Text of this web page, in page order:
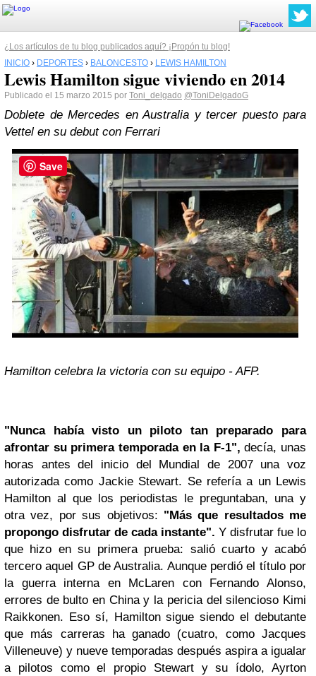
¿Los artículos de tu blog publicados aquí? ¡Propón tu blog!
INICIO › DEPORTES › BALONCESTO › LEWIS HAMILTON
Lewis Hamilton sigue viviendo en 2014
Publicado el 15 marzo 2015 por Toni_delgado @ToniDelgadoG
Doblete de Mercedes en Australia y tercer puesto para
Vettel en su debut con Ferrari
Hamilton celebra la victoria con su equipo - AFP.
"Nunca había visto un piloto tan preparado para
afrontar su primera temporada en la F-1",decía, unas
horas antes del inicio del Mundial de 2007 una voz
autorizada como Jackie Stewart. Se refería a un Lewis
Hamilton al que los periodistas le preguntaban, una y
otra vez, por sus objetivos: "Más que resultados me
propongo disfrutar de cada instante". Y disfrutar fue lo
que hizo en su primera prueba: salió cuarto y acabó
tercero aquel GP de Australia. Aunque perdió el título por
la guerra interna en McLaren conFernando Alonso,
errores de bulto en China y la pericia del silencioso Kimi
Raikkonen. Eso sí, Hamilton sigue siendo el debutante
que más carreras ha ganado (cuatro, como Jacques
Villeneuve) y nueve temporadas después aspira a igualar
a pilotos como el propio Stewart y su ídolo, Ayrton
Save